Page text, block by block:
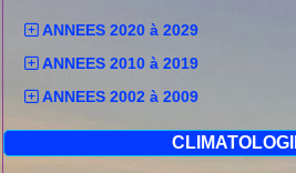
ANNEES 2020 à 2029
ANNEES 2010 à 2019
ANNEES 2002 à 2009